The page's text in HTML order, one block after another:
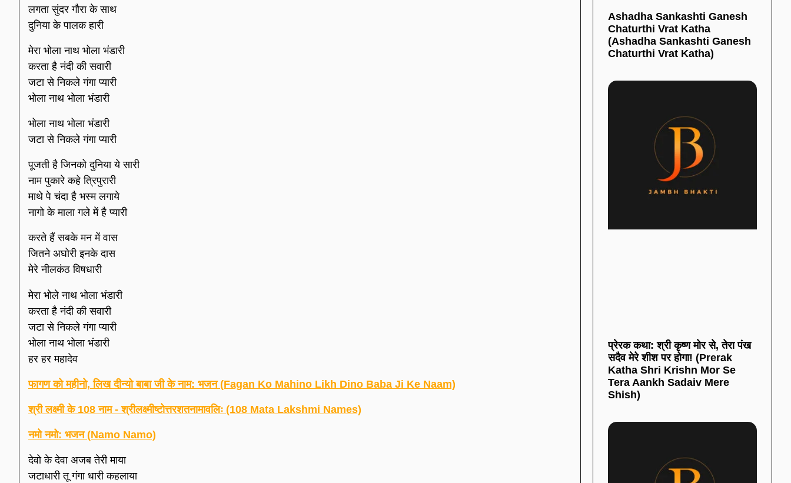
लगता सुंदर गौरा के साथ
दुनिया के पालक हारी
मेरा भोला नाथ भोला भंडारी
करता है नंदी की सवारी
जटा से निकले गंगा प्यारी
भोला नाथ भोला भंडारी
भोला नाथ भोला भंडारी
जटा से निकले गंगा प्यारी
पूजती है जिनको दुनिया ये सारी
नाम पुकारे कहे त्रिपुरारी
माथे पे चंदा है भस्म लगाये
नागो के माला गले में है प्यारी
करते हैं सबके मन में वास
जितने अघोरी इनके दास
मेरे नीलकंठ विषधारी
मेरा भोले नाथ भोला भंडारी
करता है नंदी की सवारी
जटा से निकले गंगा प्यारी
भोला नाथ भोला भंडारी
हर हर महादेव
फागण को महीनो, लिख दीन्यो बाबा जी के नाम: भजन (Fagan Ko Mahino Likh Dino Baba Ji Ke Naam)
श्री लक्ष्मी के 108 नाम - श्रीलक्ष्मीष्टोत्तरशतनामावलिः (108 Mata Lakshmi Names)
नमो नमो: भजन (Namo Namo)
देवो के देवा अजब तेरी माया
जटाधारी तू गंगा धारी कहलाया
Ashadha Sankashti Ganesh
Chaturthi Vrat Katha
(Ashadha Sankashti Ganesh
Chaturthi Vrat Katha)
प्रेरक कथा: श्री कृष्ण मोर से, तेरा पंख
सदैव मेरे शीश पर होगा! (Prerak
Katha Shri Krishn Mor Se
Tera Aankh Sadaiv Mere
Shish)